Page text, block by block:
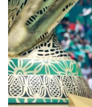
STEELERS
TEXANS
COLTS
JAGUARS
HORNETS
HEAT
MAGIC
WIZARDS